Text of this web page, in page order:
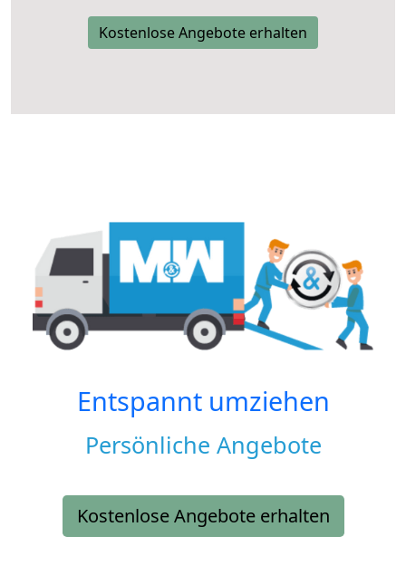
Kostenlose Angebote erhalten
Entspannt umziehen
Persönliche Angebote
Kostenlose Angebote erhalten